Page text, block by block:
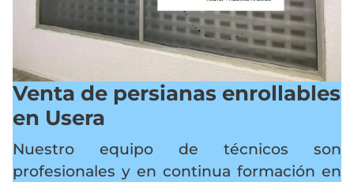
Venta de persianas enrollables
en Usera
Nuestro equipo de técnicos son
profesionales y en continua formación en